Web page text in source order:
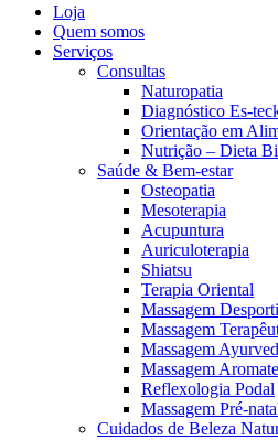
Loja
Quem somos
Serviços
Consultas
Naturopatia
Diagnóstico Es-
Orientação em
Nutrição – Dieta
Saúde & Bem-estar
Osteopatia
Mesoterapia
Acupuntura
Auriculoterapia
Shiatsu
Terapia Oriental
Massagem
Massagem
Massagem
Massagem
Reflexologia Podal
Massagem Pré-
Cuidados de Beleza